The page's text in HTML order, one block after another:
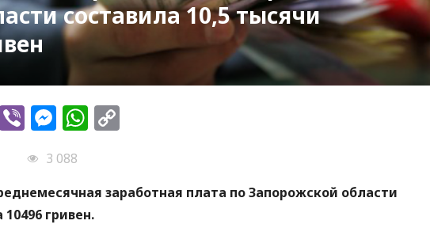
составила 10,5 тысячи
Telegram
ViberMessenger
WhatsApp
3 088
заработная плата по Запорожской области
10496 гривен.